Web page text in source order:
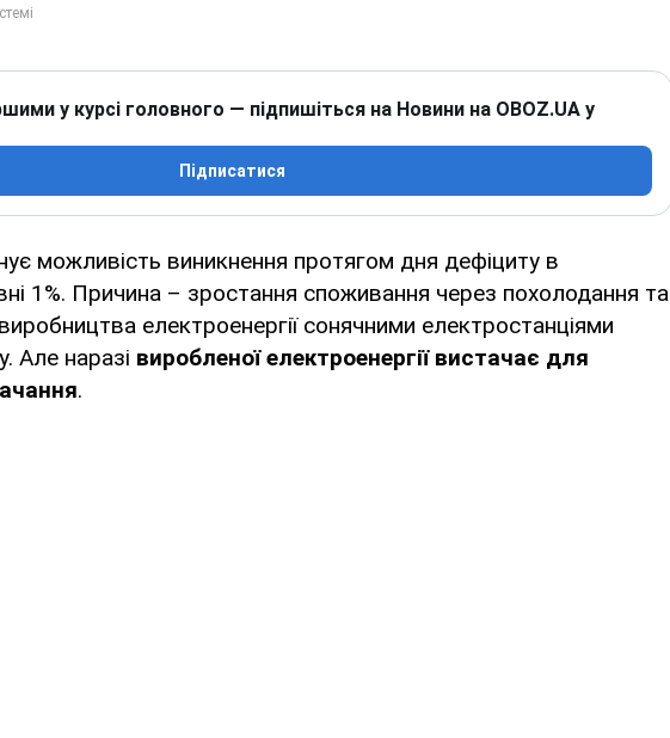
у курсі головного — підпишіться на Новини на OBOZ.UA у
Підписатися
можливість виникнення протягом дня дефіциту в
1%. Причина – зростання споживання через похолодання та
електроенергії сонячними електростанціями
Але наразі виробленої електроенергії вистачає для
.